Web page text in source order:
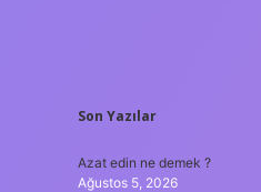
Son Yazılar
Azat edin ne demek ?
Ağustos 5, 2026